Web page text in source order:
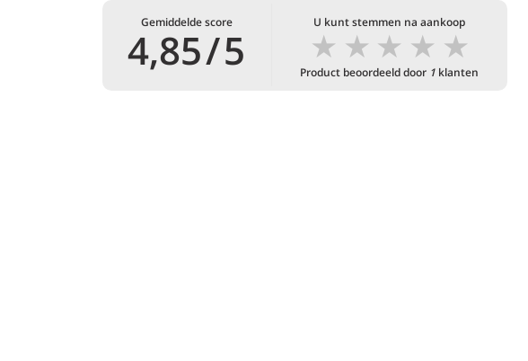
Gemiddelde score
4,85/5
U kunt stemmen na aankoop
★
★
★
★
★
Product beoordeeld door 1 klanten